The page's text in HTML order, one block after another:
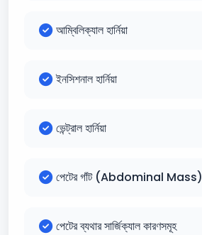
আম্বিলিক্যাল হার্নিয়া
ইনসিশনাল হার্নিয়া
ভেন্ট্রাল হার্নিয়া
পেটের গাঁট (Abdominal Mass)
পেটের ব্যথার সার্জিক্যাল কারণসমূহ